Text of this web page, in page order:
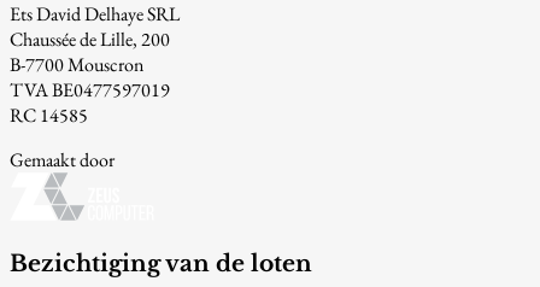
Ets David Delhaye SRL
Chaussée de Lille, 200
B-7700 Mouscron
TVA BE0477597019
RC 14585
Gemaakt door
Bezichtiging van de loten